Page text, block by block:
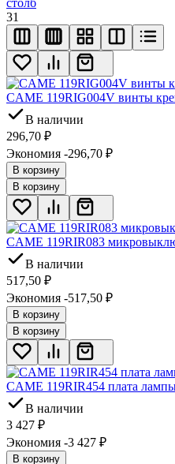
столб
31
CAME 119RIG004V винты
В наличии
296,70 ₽
Экономия -296,70 ₽
В корзину
В корзину
CAME 119RIR083
В наличии
517,50 ₽
Экономия -517,50 ₽
В корзину
В корзину
CAME 119RIR454 плата
В наличии
3 427 ₽
Экономия -3 427 ₽
В корзину